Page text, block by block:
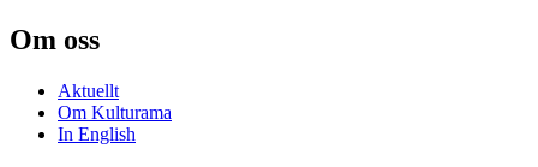
Om oss
Aktuellt
Om Kulturama
In English